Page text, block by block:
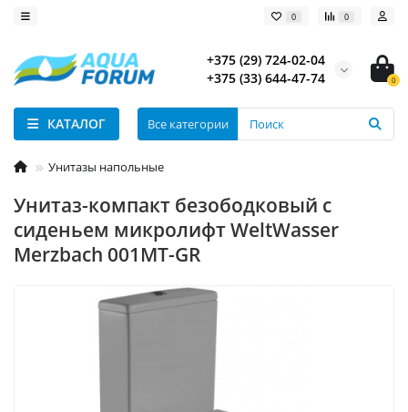
0 0
+375 (29) 724-02-04
+375 (33) 644-47-74
0
КАТАЛОГ Все категории
Унитазы напольные
Унитаз-компакт безободковый с
сиденьем микролифт WeltWasser
Merzbach 001MT-GR